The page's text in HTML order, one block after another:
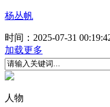
杨丛帆
时间：2025-07-31
加载更多
人物